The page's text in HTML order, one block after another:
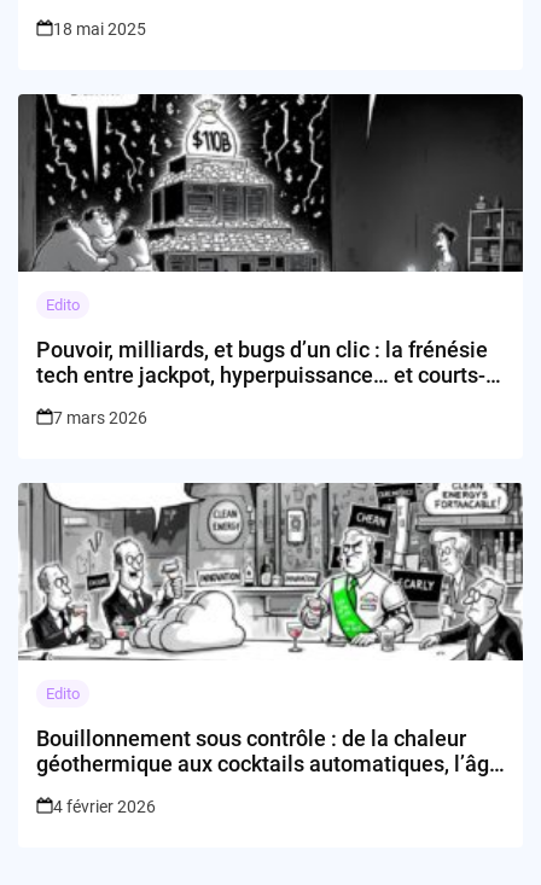
18 mai 2025
Edito
Pouvoir, milliards, et bugs d’un clic : la frénésie
tech entre jackpot, hyperpuissance… et courts-
7 mars 2026
Edito
Bouillonnement sous contrôle : de la chaleur
géothermique aux cocktails automatiques, l’âge
4 février 2026